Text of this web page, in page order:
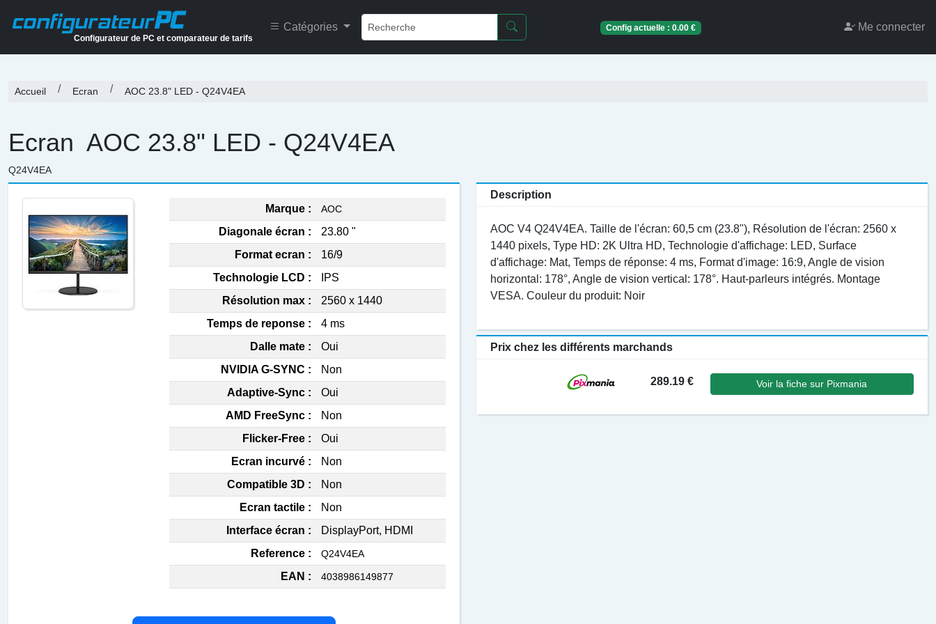
configurateurPC
Configurateur de PC et comparateur de tarifs
Catégories Config actuelle :0.00 € Me connecter
Accueil Ecran AOC 23.8" LED - Q24V4EA
Ecran AOC 23.8" LED - Q24V4EA
Q24V4EA
Marque : AOC
Diagonale écran :
23.80 "
Format ecran :
16/9
Technologie LCD :
IPS
Résolution max :
2560 x 1440
Temps de reponse :
4 ms
Dalle mate :
Oui
NVIDIA G-SYNC :
Non
Adaptive-Sync :
Oui
AMD FreeSync :
Non
Flicker-Free :
Oui
Ecran incurvé :
Non
Compatible 3D :
Non
Ecran tactile :
Non
Interface écran :
DisplayPort, HDMI
Reference :
Q24V4EA
EAN : 4038986149877
Description
AOC V4 Q24V4EA. Taille de l'écran: 60,5 cm (23.8"), Résolution de l'écran: 2560 x
1440 pixels, Type HD: 2K Ultra HD, Technologie d'affichage: LED, Surface
d'affichage: Mat, Temps de réponse: 4 ms, Format d'image: 16:9, Angle de vision
horizontal: 178°, Angle de vision vertical: 178°. Haut-parleurs intégrés. Montage
VESA. Couleur du produit: Noir
Prix chez les différents marchands
289.19 € Voir la fiche sur Pixmania